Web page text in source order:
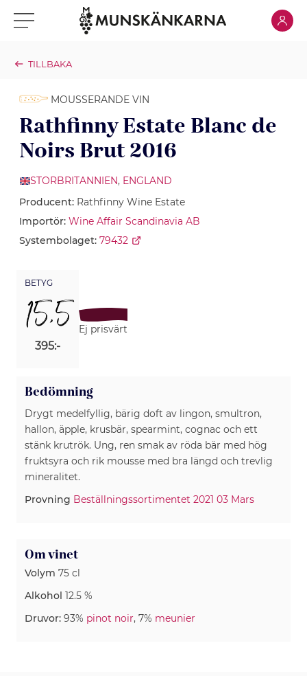
Klicka för meny Klicka
TILLBAKA
MOUSSERANDE VIN
Rathfinny Estate Blanc de
Noirs Brut 2016
STORBRITANNIEN, ENGLAND
Producent: Rathfinny Wine Estate
Importör: Wine Affair Scandinavia AB
Systembolaget: 79432
BETYG
15,5
395:-
Ej prisvärt
Bedömning
Drygt medelfyllig, bärig doft av lingon, smultron,
hallon, äpple, krusbär, spearmint, cognac och ett
stänk krutrök. Ung, ren smak av röda bär med hög
fruktsyra och rik mousse med bra längd och trevlig
mineralitet.
Provning Beställningssortimentet 2021 03 Mars
Om vinet
Volym 75 cl
Alkohol 12.5 %
Druvor: 93% pinot noir, 7% meunier